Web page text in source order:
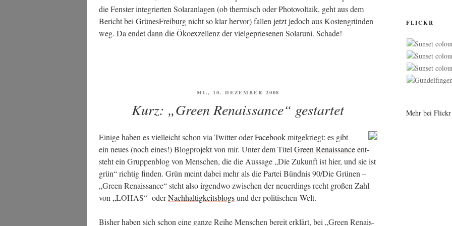
die Fens­ter inte­grier­ten Solar­an­la­gen (ob ther­misch oder Pho­to­vol­ta­ik, geht aus dem
Bericht bei Grü­nes­Frei­burg nicht so klar her­vor) fal­len jetzt jedoch aus Kos­ten­grün­den
weg. Da endet dann die Öko­ex­zel­lenz der viel­ge­prie­se­nen Solar­uni. Schade!
VERÖFFENTLICHT
MI., 10. DEZEMBER 2008
Kurz: „Green Renaissance“ gestartet
Eini­ge haben es viel­leicht schon via Twit­ter oderFace­bookmit­ge­kriegt: es gibt
ein neu­es (noch eines!) Blog­pro­jekt von mir. Unter dem TitelGreen Renais­sanceent­
steht ein Grup­pen­blog von Men­schen, die die Aus­sa­ge „Die Zukunft ist hier, und sie ist
grün“ rich­tig fin­den. Grün meint dabei mehr als die Par­tei Bünd­nis 90/Die Grü­nen –
„Green Renais­sance“ steht also irgend­wo zwi­schen der neu­er­dings recht gro­ßen Zahl
von „LOHAS“- oderNach­hal­tig­keits­blogsund der poli­ti­schen Welt.
Bis­her haben sich schon eine gan­ze Rei­he Men­schen bereit erklärt, bei „Green Renais­
FLICKR
Mehr bei